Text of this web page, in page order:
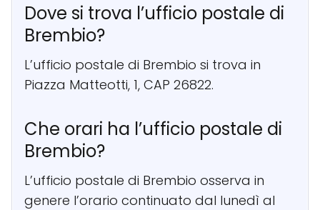
Dove si trova l’ufficio postale di
Brembio?
L’ufficio postale di Brembio si trova in
Piazza Matteotti, 1, CAP 26822.
Che orari ha l’ufficio postale di
Brembio?
L’ufficio postale di Brembio osserva in
genere l’orario continuato dal lunedì al